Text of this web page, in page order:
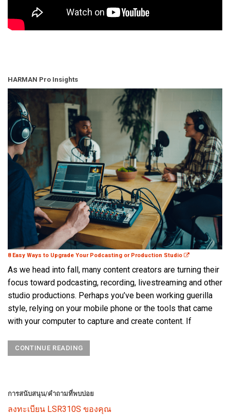
HARMAN Pro Insights
8 Easy Ways to Upgrade Your Podcasting or Production Studio
As we head into fall, many content creators are turning their
focus toward podcasting, recording, livestreaming and other
studio productions. Perhaps you’ve been working guerilla
style, relying on your mobile phone or the tools that came
with your computer to capture and create content. If
CONTINUE READING
การสนับสนุน/คำถามที่พบบ่อย
ลงทะเบียน LSR310S ของคุณ